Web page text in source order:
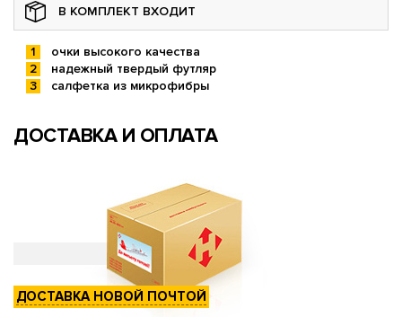
В КОМПЛЕКТ ВХОДИТ
очки высокого качества
надежный твердый футляр
салфетка из микрофибры
ДОСТАВКА И ОПЛАТА
ДОСТАВКА НОВОЙ ПОЧТОЙ